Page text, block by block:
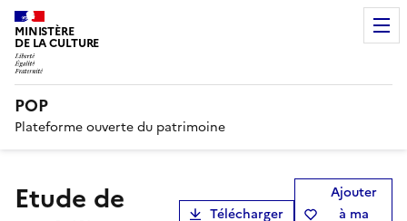
MINISTÈRE
DE LA CULTURE
POP
Plateforme ouverte du patrimoine
Etude de
Télécharger
Ajouter
à ma